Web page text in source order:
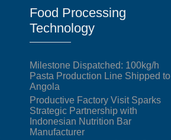
Food Processing
Technology
Milestone Dispatched: 100kg/h
Pasta Production Line Shipped to
Angola
Productive Factory Visit Sparks
Strategic Partnership with
Indonesian Nutrition Bar
Manufacturer